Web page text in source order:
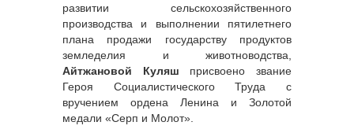
развитии сельскохозяйственного
производства и выполнении пятилетнего
плана продажи государству продуктов
земледелия и животноводства,
Айтжановой Куляш присвоено звание
Героя Социалистического Труда с
вручением ордена Ленина и Золотой
медали «Серп и Молот».